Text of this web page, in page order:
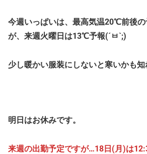
今週いっぱいは、最高気温20℃前後
が、来週火曜日は13℃予報(´ㅂ`;)
少し暖かい服装にしないと寒いかも知
明日はお休みです。
来週の出勤予定ですが…18日(月)は